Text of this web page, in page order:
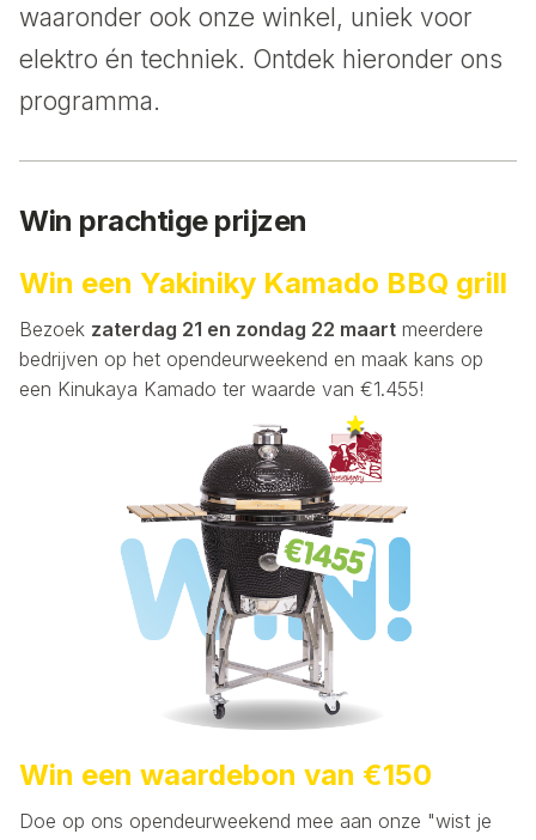
waaronder ook onze winkel, uniek voor
elektro én techniek. Ontdek hieronder ons
programma.
Win prachtige prijzen
Win een Yakiniky Kamado BBQ grill
Bezoek zaterdag 21 en zondag 22 maart meerdere
bedrijven op het opendeurweekend en maak kans op
een Kinukaya Kamado ter waarde van €1.455!
Win een waardebon van €150
Doe op ons opendeurweekend mee aan onze "wist je